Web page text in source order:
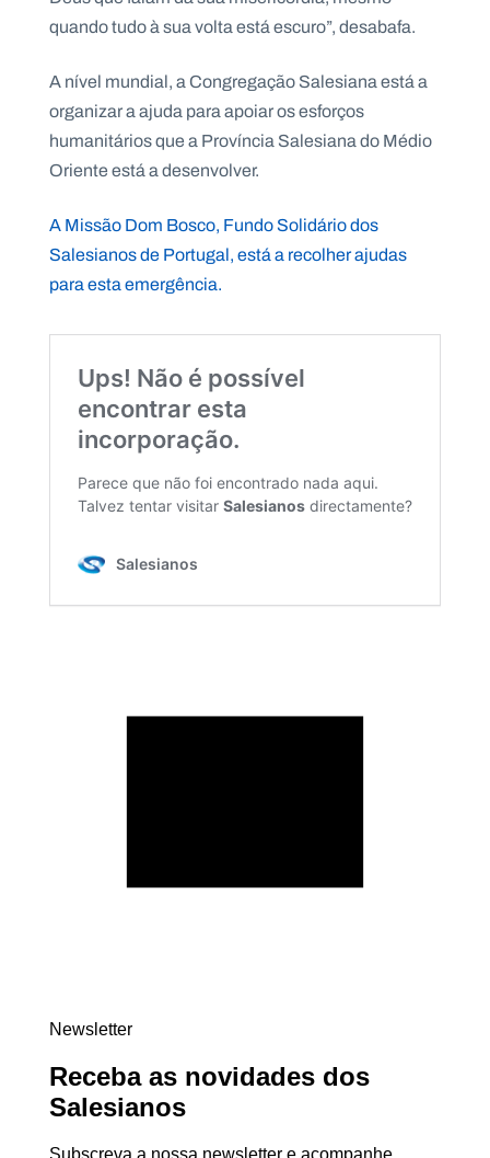
quando tudo à sua volta está escuro”, desabafa.
A nível mundial, a Congregação Salesiana está a
organizar a ajuda para apoiar os esforços
humanitários que a Província Salesiana do Médio
Oriente está a desenvolver.
A Missão Dom Bosco, Fundo Solidário dos
Salesianos de Portugal, está a recolher ajudas
para esta emergência.